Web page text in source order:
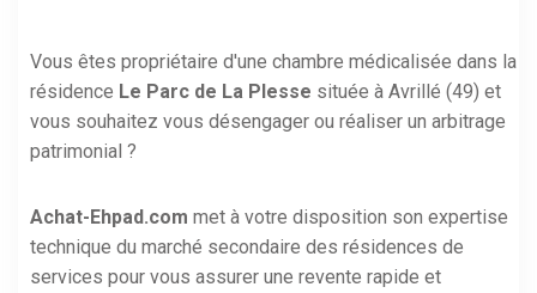
Vous êtes propriétaire d'une chambre médicalisée dans la
résidence Le Parc de La Plesse située à Avrillé (49) et
vous souhaitez vous désengager ou réaliser un arbitrage
patrimonial ?
Achat-Ehpad.com met à votre disposition son expertise
technique du marché secondaire des résidences de
services pour vous assurer une revente rapide et